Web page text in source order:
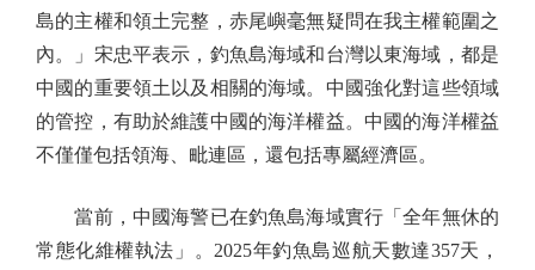
島的主權和領土完整，赤尾嶼毫無疑問在我主權範圍之
內。」宋忠平表示，釣魚島海域和台灣以東海域，都是
中國的重要領土以及相關的海域。中國強化對這些領域
的管控，有助於維護中國的海洋權益。中國的海洋權益
不僅僅包括領海、毗連區，還包括專屬經濟區。
當前，中國海警已在釣魚島海域實行「全年無休的
常態化維權執法」。2025年釣魚島巡航天數達357天，